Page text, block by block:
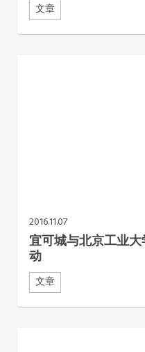
文章
2016.11.07
宜可城与北京工业
动
文章